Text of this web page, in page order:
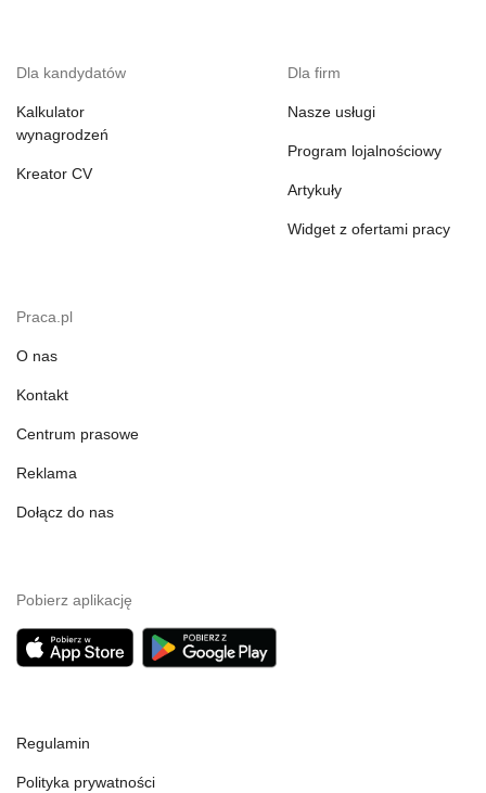
Dla kandydatów
Kalkulator
wynagrodzeń
Kreator CV
Dla firm
Nasze usługi
Program lojalnościowy
Artykuły
Widget z ofertami pracy
Praca.pl
O nas
Kontakt
Centrum prasowe
Reklama
Dołącz do nas
Pobierz aplikację
Regulamin
Polityka prywatności